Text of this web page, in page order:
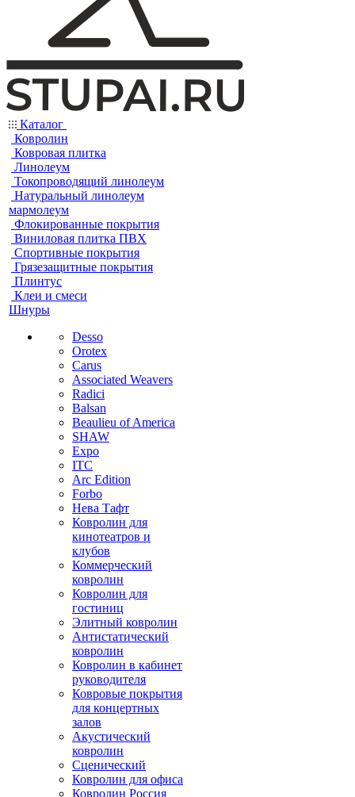
Каталог
Ковролин
Ковровая плитка
Линолеум
Токопроводящий линолеум
Натуральный линолеум
мармолеум
Флокированные покрытия
Виниловая плитка ПВХ
Спортивные покрытия
Грязезащитные покрытия
Плинтус
Клеи и смеси
Шнуры
Desso
Orotex
Carus
Associated Weavers
Radici
Balsan
Beaulieu of America
SHAW
Expo
ITC
Arc Edition
Forbo
Нева Тафт
Ковролин для
кинотеатров и
клубов
Коммерческий
ковролин
Ковролин для
гостиниц
Элитный ковролин
Антистатический
ковролин
Ковролин в кабинет
руководителя
Ковровые покрытия
для концертных
залов
Акустический
ковролин
Сценический
Ковролин для офиса
Ковролин Россия